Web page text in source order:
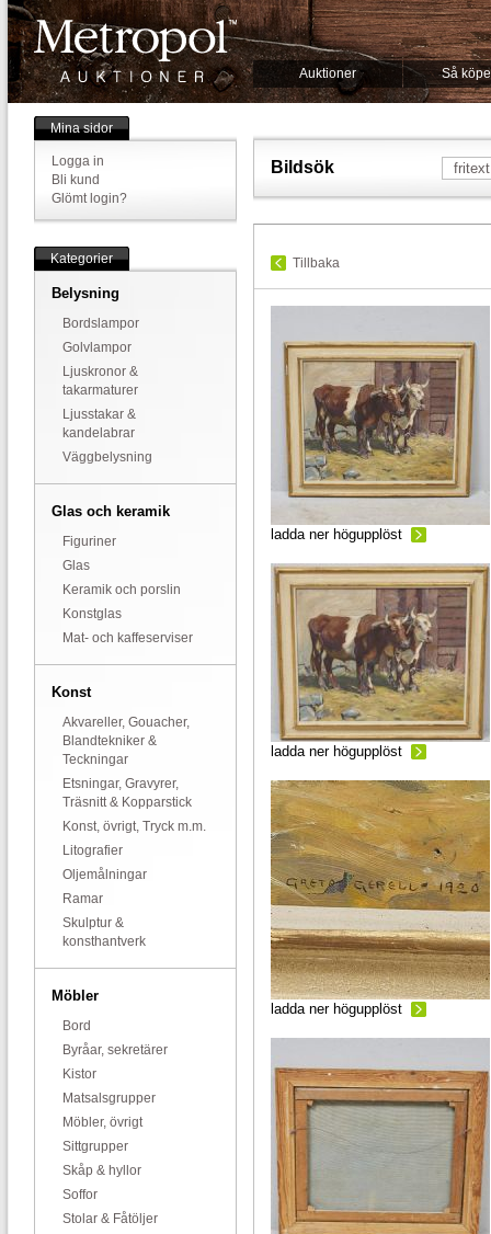
Auktioner Så
Mina sidor
Logga in
Bli kund
Glömt login?
Kategorier
Belysning
Bordslampor
Golvlampor
Ljuskronor &
takarmaturer
Ljusstakar &
kandelabrar
Väggbelysning
Glas och keramik
Figuriner
Glas
Keramik och porslin
Konstglas
Mat- och kaffeserviser
Konst
Akvareller, Gouacher,
Blandtekniker &
Teckningar
Etsningar, Gravyrer,
Träsnitt & Kopparstick
Konst, övrigt, Tryck m.m.
Litografier
Oljemålningar
Ramar
Skulptur &
konsthantverk
Möbler
Bord
Byråar, sekretärer
Kistor
Matsalsgrupper
Möbler, övrigt
Sittgrupper
Skåp & hyllor
Soffor
Stolar & Fåtöljer
Bildsök
Tillbaka
ladda ner högupplöst
ladda ner högupplöst
ladda ner högupplöst